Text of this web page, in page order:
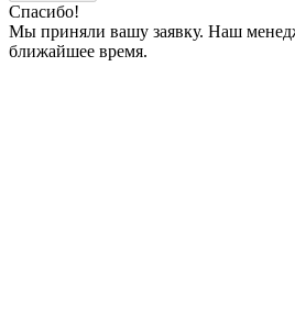
Спасибо!
Мы приняли вашу заявку. Наш
ближайшее время.